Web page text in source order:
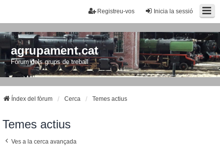
Inicia la sessió
Registreu-vos
agrupament.cat
Fòrum dels grups de treball
Índex del fòrum Cerca Temes actius
Temes actius
Ves a la cerca avançada